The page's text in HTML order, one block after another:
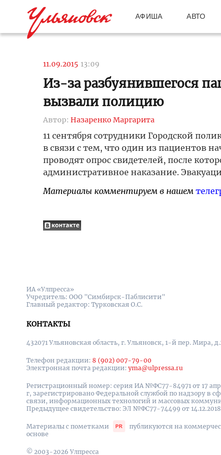
АФИША АВТО
11.09.2015 13:09
Из-за разбуянившегося
вызвали полицию
Автор: Назаренко Маргарита
11 сентября сотрудники Городской
в связи с тем, что один из пациентов
проводят опрос свидетелей, после
административное наказание.
Материалы комментируем в нашем
ИА «Улпресса»
Учредитель: ООО "Симбирск-Паблисити"
Главный редактор: Турковская О.С.
КОНТАКТЫ
432071 Ульяновская область, г. Ульяновск, 1-й пер. Мира,
Телефон редакции: 8 (902) 007-79-00
Электронная почта редакции: yma@ulpressa.ru
Регистрационный номер: серия ИА №ФС77-84971 от 17
г, зарегистрировано Федеральной службой по надзору в
связи, информационных технологий и массовых
Предыдущее свидетельство: ЭЛ №ФС77-74499 от 14.12.2018
Материалы с пометками
публикуются на
основе
© 2003-2026 Улпресса